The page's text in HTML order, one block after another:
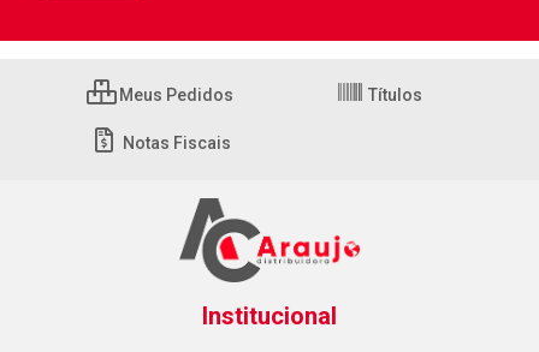
Meus Pedidos Títulos
Notas Fiscais
Institucional